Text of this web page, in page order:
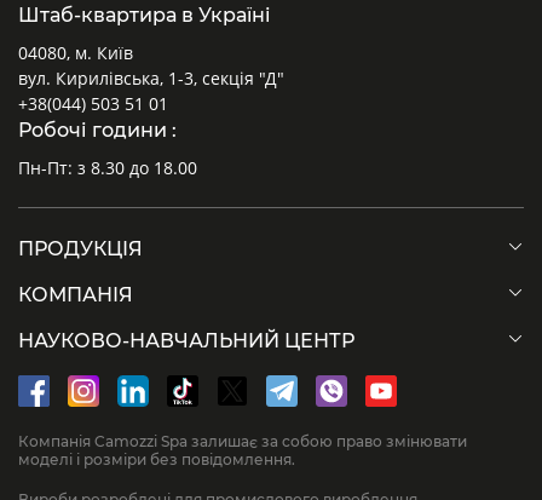
Штаб-квартира в Україні
04080, м. Київ
вул. Кирилівська, 1-3, секція "Д"
+38(044) 503 51 01
Робочі години :
Пн-Пт: з 8.30 до 18.00
ПРОДУКЦІЯ
КОМПАНІЯ
НАУКОВО-НАВЧАЛЬНИЙ ЦЕНТР
Компанія Camozzi Spa залишає за собою право змінювати
моделі і розміри без повідомлення.